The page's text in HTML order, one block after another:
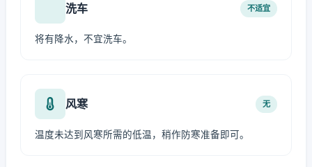
洗车 不适宜
将有降水，不宜洗车。
风寒 无
温度未达到风寒所需的低温，稍作防寒准备即可。